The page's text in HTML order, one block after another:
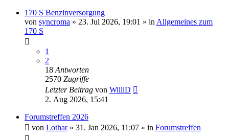
170 S Benzinversorgung
von syncroma » 23. Jul 2026, 19:01 » in Allgemeines zum
170 S
1
2
18 Antworten
2570 Zugriffe
Letzter Beitrag von WilliD
2. Aug 2026, 15:41
Forumstreffen 2026
von Lothar» 31. Jan 2026, 11:07 » in Forumstreffen